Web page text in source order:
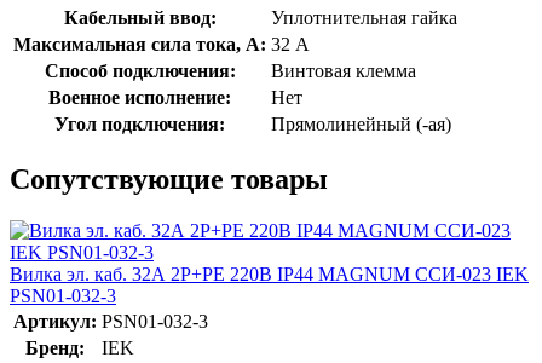
Кабельный ввод:
Уплотнительная гайка
Максимальная сила тока, А: 32 А
Способ подключения:
Винтовая клемма
Военное исполнение:
Нет
Угол подключения:
Прямолинейный (-ая)
Сопутствующие товары
Вилка эл. каб. 32А 2P+PE 220В IP44 MAGNUM ССИ-023 IEK
PSN01-032-3
Артикул: PSN01-032-3
Бренд:
IEK